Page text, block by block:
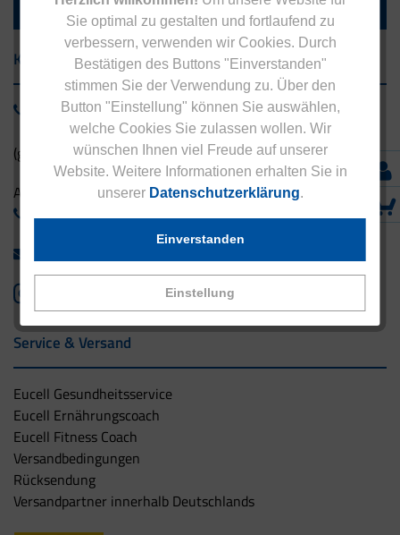
Sie optimal zu gestalten und fortlaufend zu
verbessern, verwenden wir Cookies. Durch
Bestätigen des Buttons "Einverstanden"
stimmen Sie der Verwendung zu. Über den
Button "Einstellung" können Sie auswählen,
welche Cookies Sie zulassen wollen. Wir
wünschen Ihnen viel Freude auf unserer
Website. Weitere Informationen erhalten Sie in
unserer Datenschutzerklärung.
Einstellung
Einverstanden
Kontakt
0800 - 1 38 23 55
(gebührenfrei aus Deutschland)
Ausland:
+49 - 5042 940 660
Service & Versand
Eucell Gesundheitsservice
Eucell Ernährungscoach
Eucell Fitness Coach
Versandbedingungen
Rücksendung
Versandpartner innerhalb Deutschlands